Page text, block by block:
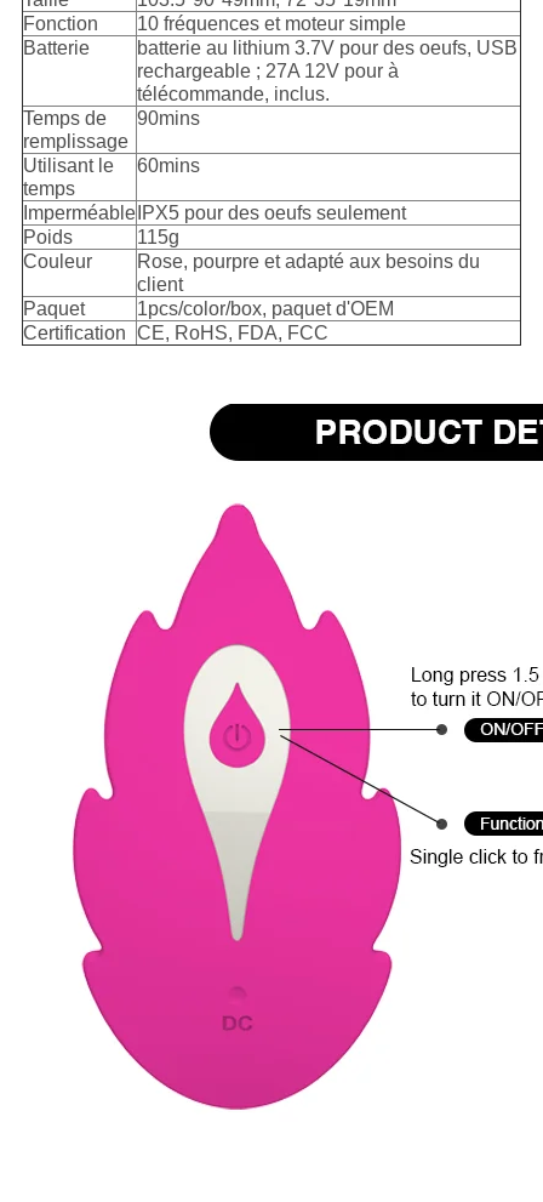
Fonction
10 fréquences et moteur simple
Batterie
batterie au lithium 3.7V pour des oeufs, USB
rechargeable ; 27A 12V pour à
télécommande, inclus.
Temps de
remplissage
90mins
Utilisant le
temps
60mins
Imperméable IPX5 pour des oeufs seulement
Poids
115g
Couleur
Rose, pourpre et adapté aux besoins du
client
Paquet
1pcs/color/box, paquet d'OEM
Certification CE, RoHS, FDA, FCC